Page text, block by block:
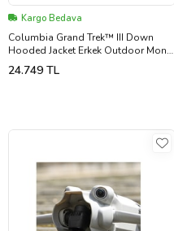
Kargo Bedava
Columbia Grand Trek™ III Down
Hooded Jacket Erkek Outdoor Montu
(650 Dolgu Kuş Tüyü) 2086111262
Kahverengi
24.749 TL